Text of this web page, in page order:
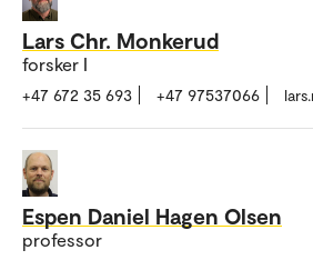
Lars Chr. Monkerud
forsker I
+47 672 35 693 +47 97537066
Espen Daniel Hagen Olsen
professor